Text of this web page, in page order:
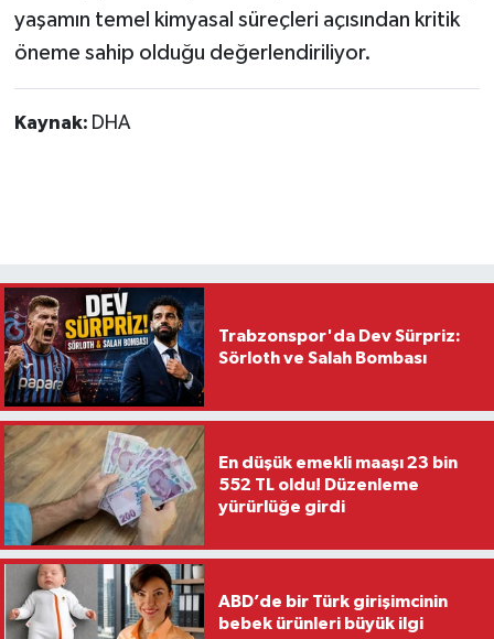
yaşamın temel kimyasal süreçleri açısından kritik
öneme sahip olduğu değerlendiriliyor.
Kaynak: DHA
Trabzonspor'da Dev Sürpriz:
Sörloth ve Salah Bombası
En düşük emekli maaşı 23 bin
552 TL oldu! Düzenleme
yürürlüğe girdi
ABD’de bir Türk girişimcinin
bebek ürünleri büyük ilgi